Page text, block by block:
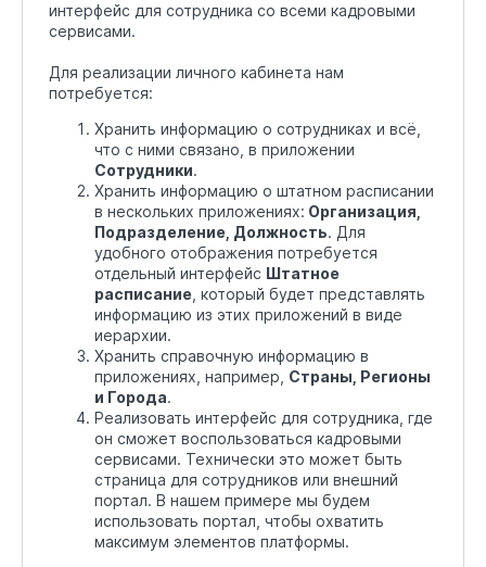
интерфейс для сотрудника со всеми кадровыми
сервисами.
Для реализации личного кабинета нам
потребуется:
Хранить информацию о сотрудниках и всё,
что с ними связано, в приложении
Сотрудники.
Хранить информацию о штатном расписании
в нескольких приложениях: Организация,
Подразделение, Должность. Для
удобного отображения потребуется
отдельный интерфейс Штатное
расписание , который будет представлять
информацию из этих приложений в виде
иерархии.
Хранить справочную информацию в
приложениях, например, Страны, Регионы
и Города.
Реализовать интерфейс для сотрудника, где
он сможет воспользоваться кадровыми
сервисами. Технически это может быть
страница для сотрудников или внешний
портал. В нашем примере мы будем
использовать портал, чтобы охватить
максимум элементов платформы.